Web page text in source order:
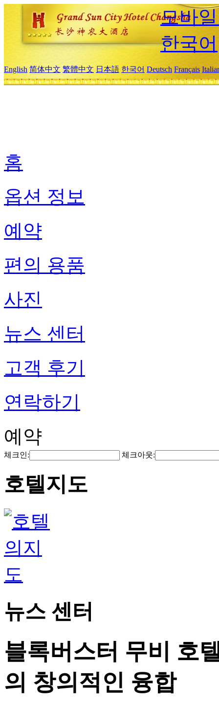
모바
한국어
English 简体中文 繁體中文 日本語 한국어 Deutsch Français
홈
옵션 정보
예약
편의 용품
사진
뉴스 센터
고객 후기
연락하기
예약
체크인: 체크아웃:
호텔지도
뉴스 센터
블록버스터 무비 호
의 창의적인 융합